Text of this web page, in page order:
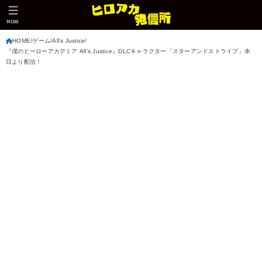
MENU
HOME ゲーム All’s Justice
『僕のヒーローアカデミア All’s Justice』DLCキャラクター「スターアンドストライプ」本
日より配信！